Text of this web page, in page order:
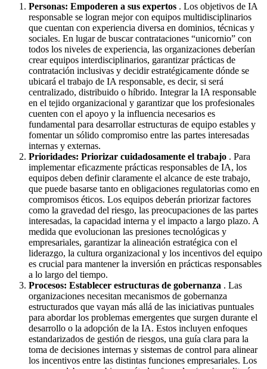
Personas: Empoderen a sus expertos . Los objetivos de IA
responsable se logran mejor con equipos multidisciplinarios
que cuentan con experiencia diversa en dominios, técnicas y
sociales. En lugar de buscar contrataciones “unicornio” con
todos los niveles de experiencia, las organizaciones deberían
crear equipos interdisciplinarios, garantizar prácticas de
contratación inclusivas y decidir estratégicamente dónde se
ubicará el trabajo de IA responsable, es decir, si será
centralizado, distribuido o híbrido. Integrar la IA responsable
en el tejido organizacional y garantizar que los profesionales
cuenten con el apoyo y la influencia necesarios es
fundamental para desarrollar estructuras de equipo estables y
fomentar un sólido compromiso entre las partes interesadas
internas y externas.
Prioridades: Priorizar cuidadosamente el trabajo . Para
implementar eficazmente prácticas responsables de IA, los
equipos deben definir claramente el alcance de este trabajo,
que puede basarse tanto en obligaciones regulatorias como en
compromisos éticos. Los equipos deberán priorizar factores
como la gravedad del riesgo, las preocupaciones de las partes
interesadas, la capacidad interna y el impacto a largo plazo. A
medida que evolucionan las presiones tecnológicas y
empresariales, garantizar la alineación estratégica con el
liderazgo, la cultura organizacional y los incentivos del equipo
es crucial para mantener la inversión en prácticas responsables
a lo largo del tiempo.
Procesos: Establecer estructuras de gobernanza . Las
organizaciones necesitan mecanismos de gobernanza
estructurados que vayan más allá de las iniciativas puntuales
para abordar los problemas emergentes que surgen durante el
desarrollo o la adopción de la IA. Estos incluyen enfoques
estandarizados de gestión de riesgos, una guía clara para la
toma de decisiones internas y sistemas de control para alinear
los incentivos entre las distintas funciones empresariales. Los